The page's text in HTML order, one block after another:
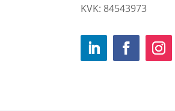
KVK: 84543973